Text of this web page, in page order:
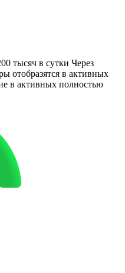
тысяч в сутки Через
отобразятся в активных
в активных полностью